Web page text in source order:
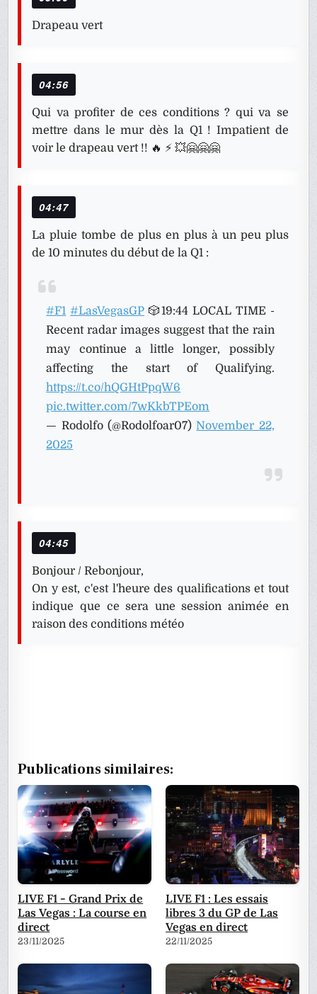
Drapeau vert
04:56
Qui va profiter de ces conditions ? qui va se
mettre dans le mur dès la Q1 ! Impatient de
voir le drapeau vert !! 🔥 ⚡ 💥🤗🤗🤗
04:47
La pluie tombe de plus en plus à un peu plus
de 10 minutes du début de la Q1 :
#F1 #LasVegasGP 🎲19:44 LOCAL TIME -
Recent radar images suggest that the rain
may continue a little longer, possibly
affecting the start of Qualifying.
https://t.co/hQGHtPpqW6
pic.twitter.com/7wKkbTPEom
— Rodolfo (@Rodolfoar07)November 22,
2025
04:45
Bonjour / Rebonjour,
On y est, c'est l'heure des qualifications et tout
indique que ce sera une session animée en
raison des conditions météo
Publications similaires:
LIVE F1 - Grand Prix de
Las Vegas : La course en
direct
23/11/2025
LIVE F1 : Les essais
libres 3 du GP de Las
Vegas en direct
22/11/2025